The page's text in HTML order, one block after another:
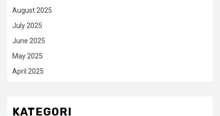
August 2025
July 2025
June 2025
May 2025
April 2025
KATEGORI